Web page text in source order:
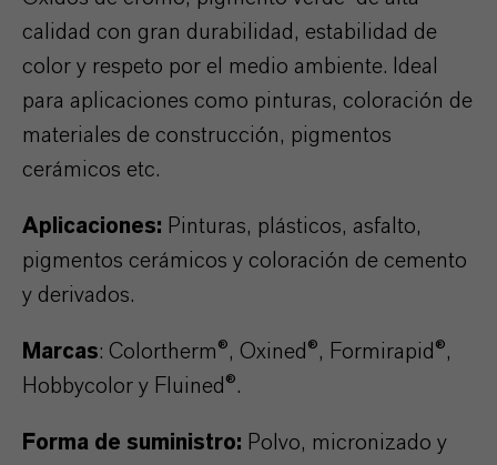
calidad con gran durabilidad, estabilidad de
color y respeto por el medio ambiente. Ideal
para aplicaciones como pinturas, coloración de
materiales de construcción, pigmentos
cerámicos etc.
Aplicaciones: Pinturas, plásticos, asfalto,
pigmentos cerámicos y coloración de cemento
y derivados.
Marcas: Colortherm®, Oxined ®, Formirapid ®,
Hobbycolor y Fluined ®.
Forma de suministro: Polvo, micronizado y